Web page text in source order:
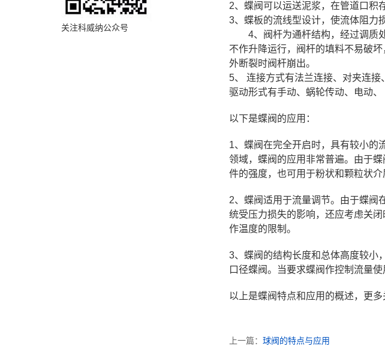
2、蝶阀可以运送泥浆，在管道口积
3、蝶板的流线型设计，使流体阻力
4、阀杆为通杆结构，经过调质
不作升降运行，阀杆的填料不易破
外断裂时阀杆崩出。
5、 连接方式有法兰连接、对夹连接
驱动形式有手动、蜗轮传动、电动
以下是蝶阀的应用：
1、蝶阀在完全开启时，具有较小的
领域，蝶阀的应用非常普遍。由于
件的强度，也可用于粉状和颗粒状介
2、蝶阀适用于流量调节。由于蝶阀
统受压力损失的影响，还应考虑关
作温度的限制。
3、蝶阀的结构长度和总体高度较小
口径蝶阀。当要求蝶阀作控制流量
以上是蝶阀特点和应用的概述，更
上一篇： 球阀的特点与应用
关注科威纳公众号